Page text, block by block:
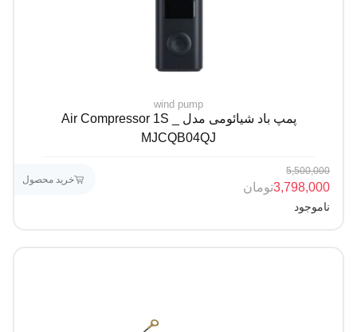
wind pump
پمپ باد شیائومی مدل Air Compressor 1S _
MJCQB04QJ
5,500,000
3,798,000تومان
ناموجود
خرید محصول